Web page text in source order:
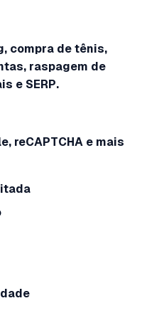
compra de tênis,
raspagem de
e SERP.
reCAPTCHA e mais